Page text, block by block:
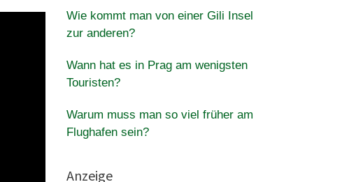
Wie kommt man von einer Gili Insel
zur anderen?
Wann hat es in Prag am wenigsten
Touristen?
Warum muss man so viel früher am
Flughafen sein?
Anzeige